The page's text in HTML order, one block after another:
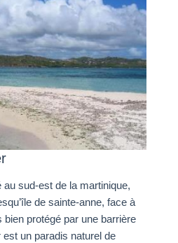
au sud-est de la martinique,
de sainte-anne, face à
bien protégé par une barrière
est un paradis naturel de